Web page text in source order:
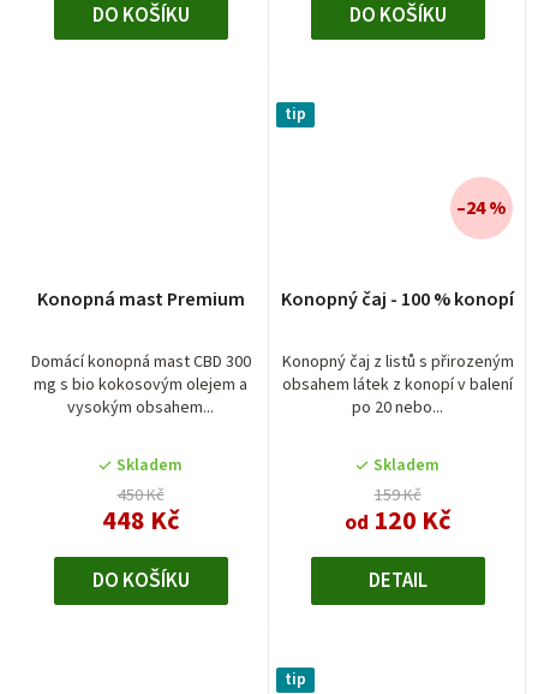
DO KOŠÍKU DO KOŠÍKU
Konopná mast Premium
Domácí konopná mast CBD 300
mg s bio kokosovým olejem a
vysokým obsahem...
Skladem
450 Kč
448 Kč
DO KOŠÍKU
tip
Konopný čaj - 100 % konopí
Konopný čaj z listů s přirozeným
obsahem látek z konopí v balení
po 20 nebo...
Skladem
159 Kč
od 120 Kč
–24 %
DETAIL
tip